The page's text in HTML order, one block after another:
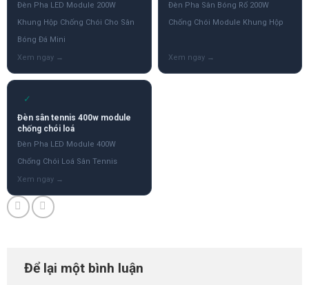
Đèn Pha LED Module 200W
Khung Hộp Chống Chói Cho Sân
Bóng Đá Mini
Đèn Pha Sân Bóng Rổ 200W
Chống Chói Module Khung Hộp
✓
Đèn sân tennis 400w module
chống chói loá
Đèn Pha LED Module 400W
Chống Chói Loá Sân Tennis
Để lại một bình luận